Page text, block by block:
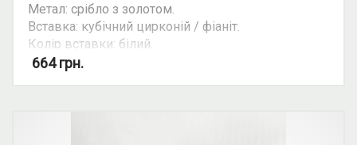
Метал: срібло з золотом.
Вставка: кубічний цирконій / фіаніт.
Колір вставки: білий.
Вид: з 1 камінням.
664грн.